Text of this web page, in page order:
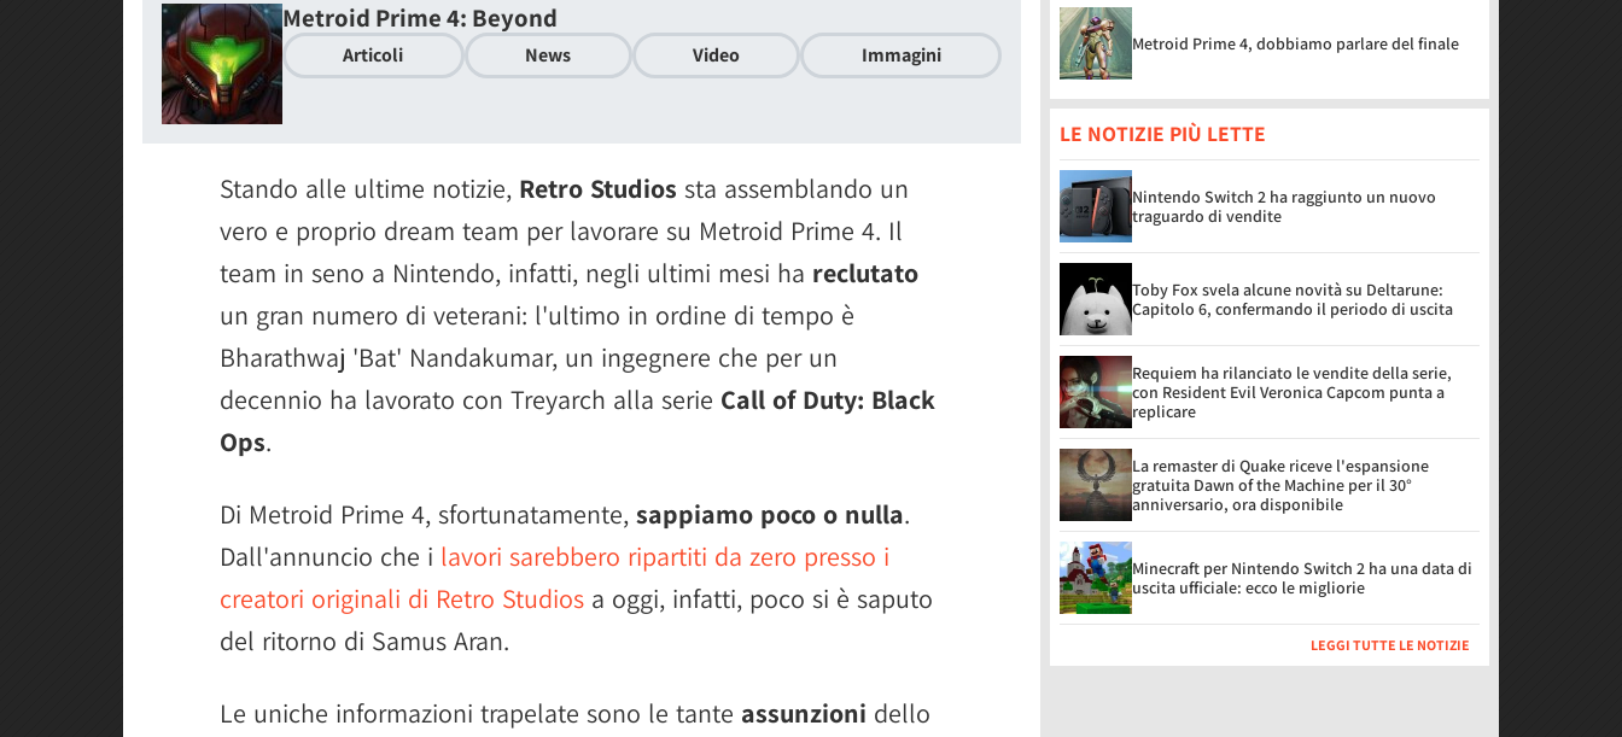
Metroid Prime 4: Beyond
Articoli News Video Immagini
Stando alle ultime notizie, Retro Studios sta assemblando un
vero e proprio dream team per lavorare su Metroid Prime 4. Il
team in seno a Nintendo, infatti, negli ultimi mesi ha reclutato
un gran numero di veterani: l'ultimo in ordine di tempo è
Bharathwaj 'Bat' Nandakumar, un ingegnere che per un
decennio ha lavorato con Treyarch alla serie Call of Duty: Black
Ops.
Di Metroid Prime 4, sfortunatamente, sappiamo poco o nulla.
Dall'annuncio che i lavori sarebbero ripartiti da zero presso i
creatori originali di Retro Studios a oggi, infatti, poco si è saputo
del ritorno di Samus Aran.
Le uniche informazioni trapelate sono le tante assunzioni dello
Metroid Prime 4, dobbiamo parlare del finale
LE NOTIZIE PIÙ LETTE
Nintendo Switch 2 ha raggiunto un nuovo
traguardo di vendite
Toby Fox svela alcune novità su Deltarune:
Capitolo 6, confermando il periodo di uscita
Requiem ha rilanciato le vendite della serie,
con Resident Evil Veronica Capcom punta a
replicare
La remaster di Quake riceve l'espansione
gratuita Dawn of the Machine per il 30°
anniversario, ora disponibile
Minecraft per Nintendo Switch 2 ha una data di
uscita ufficiale: ecco le migliorie
LEGGI TUTTE LE NOTIZIE